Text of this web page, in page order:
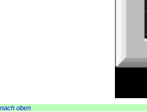
nach oben